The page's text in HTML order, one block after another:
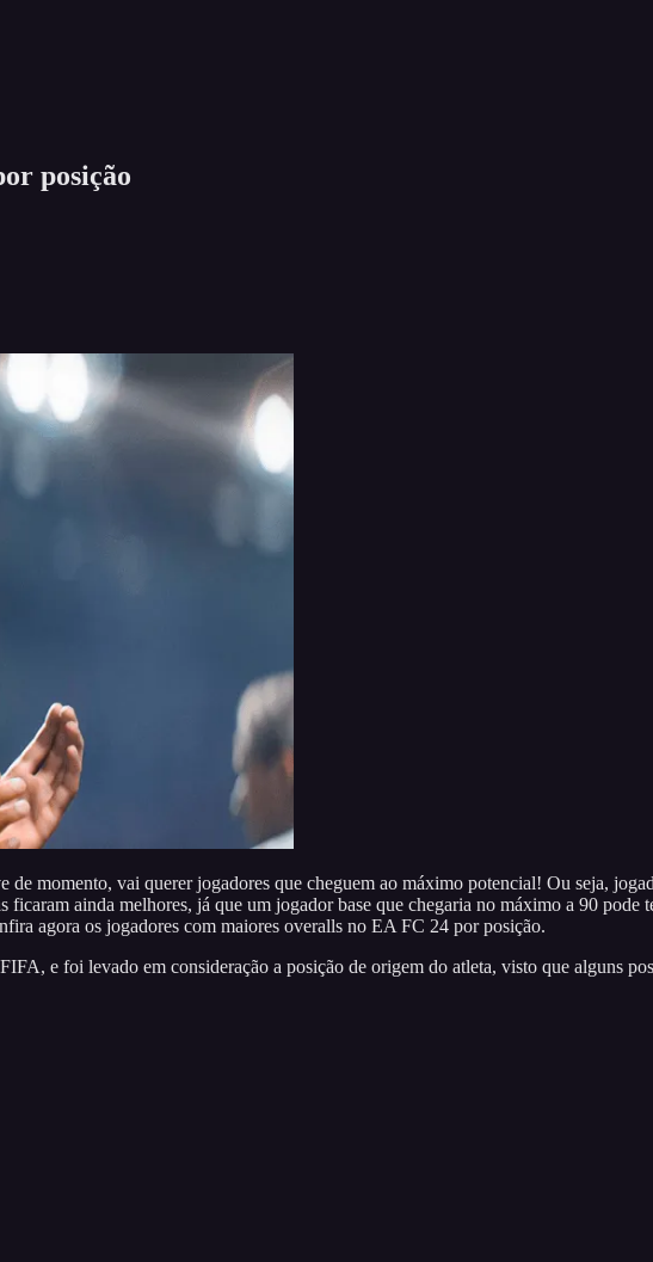
posição
momento, vai querer jogadores que cheguem ao máximo potencial! Ou seja,
ainda melhores, já que um jogador base que chegaria no máximo a 90 pode
agora os jogadores com maiores overalls no EA FC 24 por posição.
e foi levado em consideração a posição de origem do atleta, visto que alguns